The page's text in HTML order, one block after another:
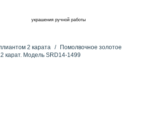
украшения ручной работы
2 карата
Помолвочное золотое
карат. Модель SRD14-1499